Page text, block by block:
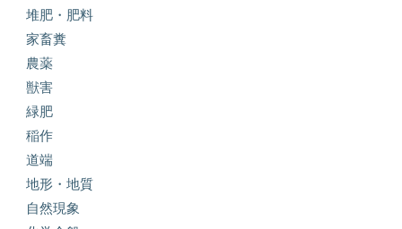
堆肥・肥料
家畜糞
農薬
獣害
緑肥
稲作
道端
地形・地質
自然現象